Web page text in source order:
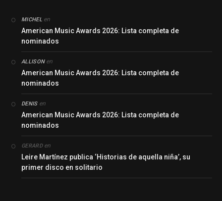
MICHEL en
American Music Awards 2026: Lista completa de
nominados
ALLISONen
American Music Awards 2026: Lista completa de
nominados
DENISen
American Music Awards 2026: Lista completa de
nominados
GERARDen
Leire Martínez publica ‘Historias de aquella niña’, su
primer disco en solitario